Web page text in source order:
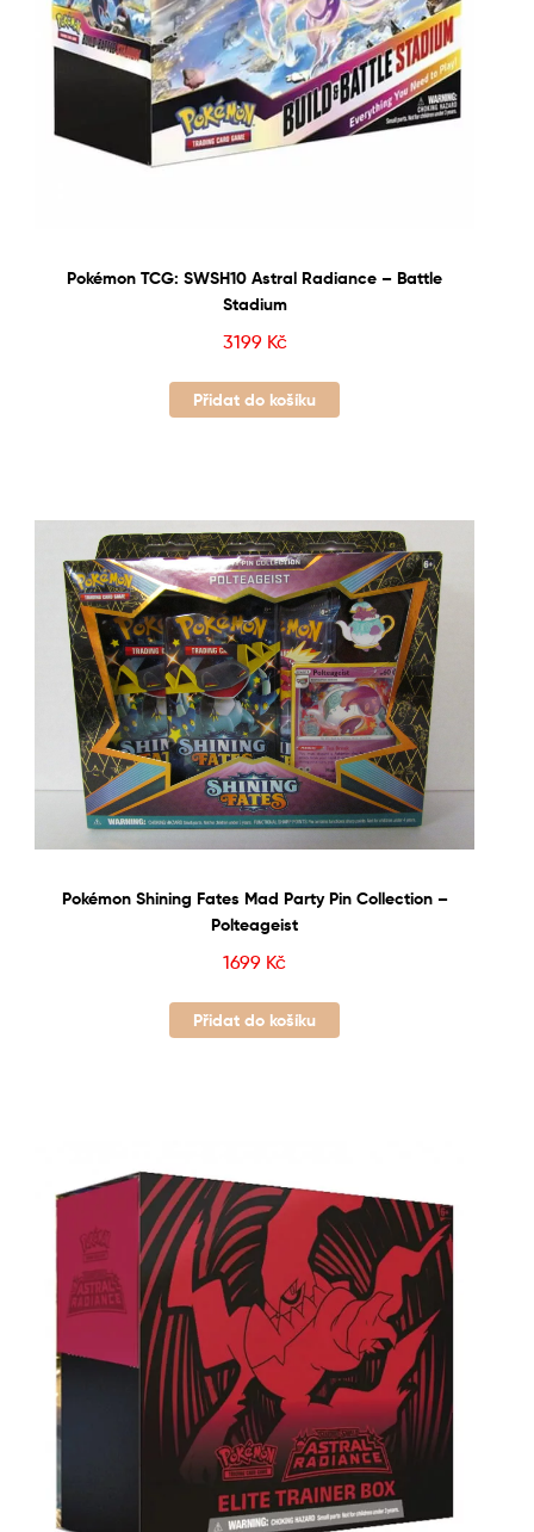
Pokémon TCG: SWSH10 Astral Radiance – Battle
Stadium
3199 Kč
Přidat do košíku
Pokémon Shining Fates Mad Party Pin Collection –
Polteageist
1699 Kč
Přidat do košíku